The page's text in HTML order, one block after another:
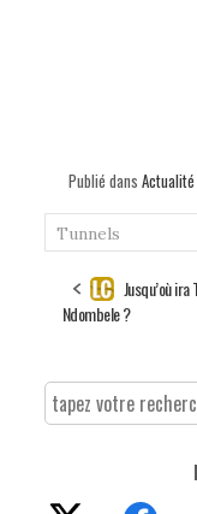
Publié dans Actualité
Tunnels
Jusqu’où ira
Ndombele ?